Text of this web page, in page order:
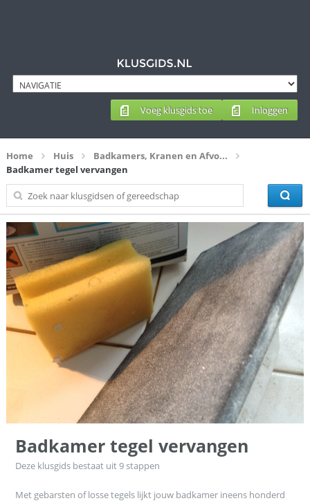
Inloggen
Voeg klusgids toe
Home Huis
Badkamers, Kranen en Afvo...
Badkamer tegel vervangen
Badkamer tegel vervangen
Deze klusgids bestaat uit9stappen
Met gebarsten of losse tegels lijkt jouw badkamer ineens honderd